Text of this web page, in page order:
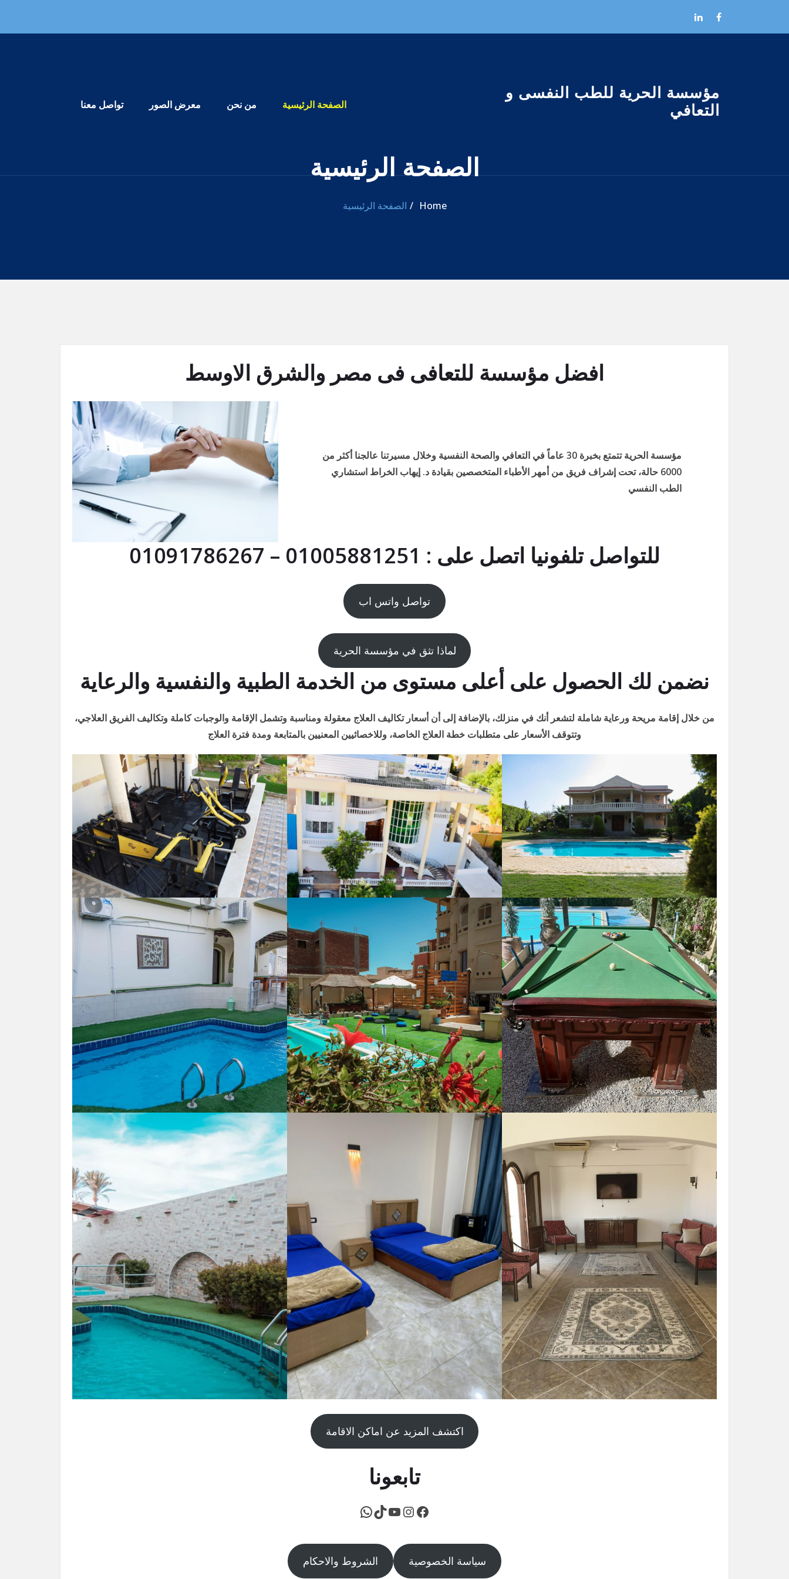
مؤسسة الحرية للطب النفسى و
التعافي
الصفحة الرئيسية
من نحن معرض الصور تواصل معنا
الصفحة الرئيسية
Home الصفحة الرئيسية
افضل مؤسسة للتعافى فى مصر والشرق الاوسط
مؤسسة الحرية تتمتع بخبرة 30 عاماً في التعافي والصحة النفسية وخلال مسيرتنا عالجنا أكثر من
6000 حالة، تحت إشراف فريق من أمهر الأطباء المتخصصين بقيادة د. إيهاب الخراط استشاري
الطب النفسي
للتواصل تلفونيا اتصل على : 01005881251 – 01091786267
تواصل واتس اب
لماذا تثق في مؤسسة الحرية
نضمن لك الحصول على أعلى مستوى من الخدمة الطبية والنفسية والرعاية
من خلال إقامة مريحة ورعاية شاملة لتشعر أنك في منزلك، بالإضافة إلى أن أسعار تكاليف العلاج معقولة ومناسبة وتشمل الإقامة والوجبات كاملة وتكاليف الفريق العلاجي،
وتتوقف الأسعار على متطلبات خطة العلاج الخاصة، وللاخصائيين المعنيين بالمتابعة ومدة فترة العلاج
اكتشف المزيد عن اماكن الاقامة
تابعونا
فيسبوك
إنستجرام
يوتيوب
تيك توك
واتساب
سياسة الخصوصية الشروط والاحكام